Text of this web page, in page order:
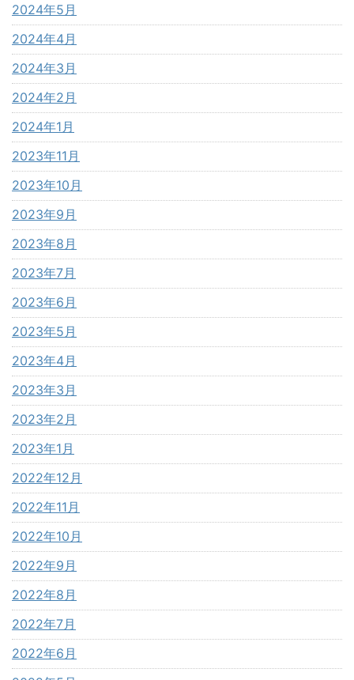
2024年5月
2024年4月
2024年3月
2024年2月
2024年1月
2023年11月
2023年10月
2023年9月
2023年8月
2023年7月
2023年6月
2023年5月
2023年4月
2023年3月
2023年2月
2023年1月
2022年12月
2022年11月
2022年10月
2022年9月
2022年8月
2022年7月
2022年6月